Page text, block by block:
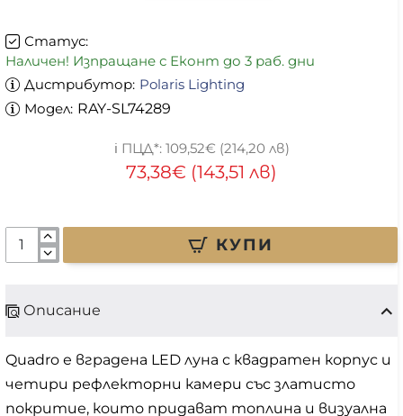
Статус:
Наличен! Изпращане с Еконт до 3 раб. дни
Дистрибутор: Polaris Lighting
Модел: RAY-SL74289
73,38€ (143,51 лв)
109,52€ (214,20 лв)
КУПИ
Описание
Quadro е вградена LED луна с квадратен корпус и
четири рефлекторни камери със златисто
покритие, които придават топлина и визуална